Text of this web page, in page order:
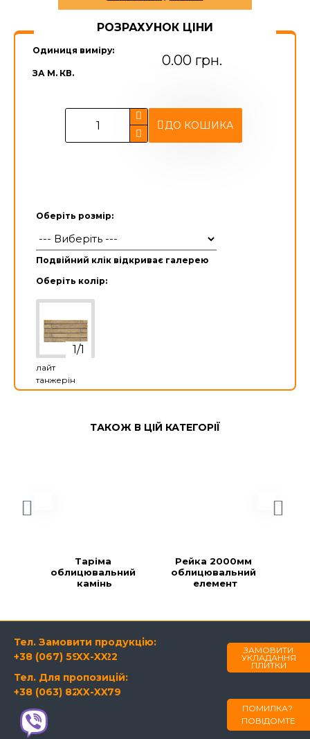
РОЗРАХУНОК ЦІНИ
Одиниця виміру:
ЗА М. КВ.
0.00 грн.
ДО КОШИКА
Оберіть розмір:
Подвійний клік відкриває галерею
Оберіть колір:
лайт
танжерін
ТАКОЖ В ЦІЙ КАТЕГОРІЇ
Таріма
облицювальний
камінь
Рейка 2000мм
облицювальний
елемент
Тел. Замовити продукцію:
+38 (067) 594-21-22
XX-XX
Тел. Для пропозицій:
+38 (063) 820-60-79
XX-XX
ЗАМОВИТИ
УКЛАДАННЯ
ПЛИТКИ
ПОМИЛКА?
ПОВІДОМТЕ